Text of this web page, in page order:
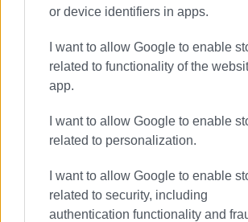
or device identifiers in apps.
I want to allow Google to enable
related to functionality of the
app.
I want to allow Google to enable
related to personalization.
I want to allow Google to enable
related to security, including
authentication functionality and
Επιτροπή
Δικαιωμάτων
προσωπικό της
Αστυνομικής